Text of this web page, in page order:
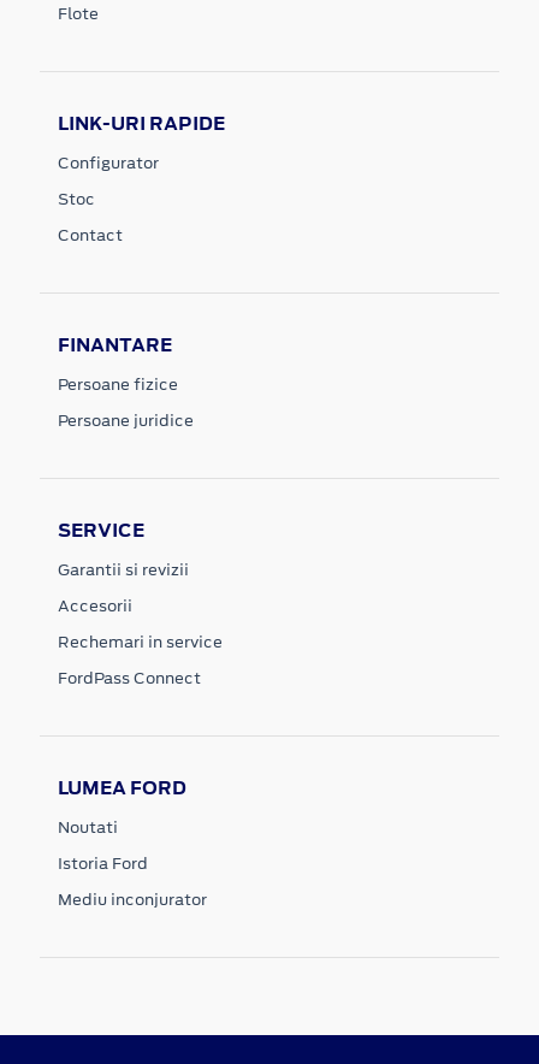
Flote
LINK-URI RAPIDE
Configurator
Stoc
Contact
FINANTARE
Persoane fizice
Persoane juridice
SERVICE
Garantii si revizii
Accesorii
Rechemari in service
FordPass Connect
LUMEA FORD
Noutati
Istoria Ford
Mediu inconjurator